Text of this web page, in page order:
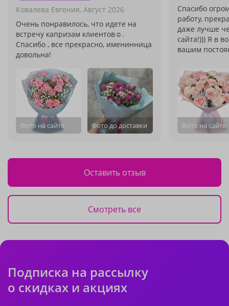
Ковалева Евгения, Август 2026
Очень понравилось, что идете на
встречу капризам клиентов☺️.
Спасибо , все прекрасно, именинница
довольна!
Фото на сайте Фото до доставки
Спасибо
работу,
даже лучше
сайта!))) Я в
вашим
Фото на сайте
Оставить отзыв
Смотреть все
Подписка на рассылку
о скидках и акциях